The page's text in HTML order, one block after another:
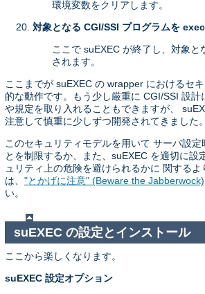
環境変数をクリアします。
対象となる CGI/SSI プログラムを
ここで suEXEC が終了し、対象と
されます。
ここまでが suEXEC の wrapper におけるセ
的な動作です。もう少し厳重に CGI/SSI 設計
や規定を取り入れることもできますが、
注意して慎重に少しずつ開発されてきました。
このセキュリティモデルを用いて サーバ設定
とを制限するか、また、suEXEC を適切に設
ュリティ上の危険を避けられるかに 関する
は、 "とかげに注意" (Beware the Jabberwock)
い。
suEXEC の設定とインストール
ここから楽しくなります。
suEXEC 設定オプション